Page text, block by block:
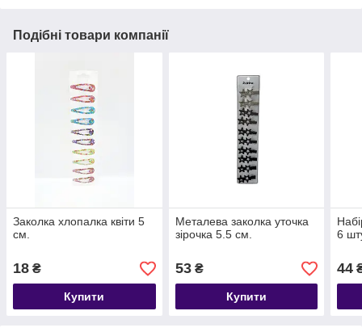
Подібні товари компанії
Заколка хлопалка квіти 5
см.
18 ₴
Купити
Металева заколка уточка
зірочка 5.5 см.
53₴
Купити
6
44